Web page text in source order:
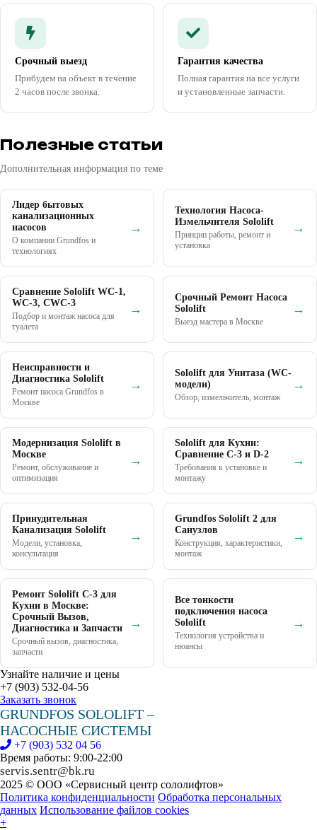
Срочный выезд
Прибудем на объект в течение
2 часов после звонка.
Гарантия качества
Полная гарантия на все услуги
и установленные запчасти.
Полезные статьи
Дополнительная информация по теме
Лидер бытовых
канализационных
насосов
О компании Grundfos и
технологиях
→
Технология Насоса-
Измельчителя Sololift
Принцип работы, ремонт и
установка
→
Сравнение Sololift WC-1,
WC-3, CWC-3
Подбор и монтаж насоса для
туалета
→
Срочный Ремонт Насоса
Sololift
Выезд мастера в Москве
→
Неисправности и
Диагностика Sololift
Ремонт насоса Grundfos в
Москве
→
Sololift для Унитаза (WC-
модели)
Обзор, измельчитель, монтаж
→
Модернизация Sololift в
Москве
Ремонт, обслуживание и
оптимизация
→
Sololift для Кухни:
Сравнение C-3 и D-2
Требования к установке и
монтажу
→
Принудительная
Канализация Sololift
Модели, установка,
консультация
→
Grundfos Sololift 2 для
Санузлов
Конструкция, характеристики,
монтаж
→
Ремонт Sololift C-3 для
Кухни в Москве:
Срочный Вызов,
Диагностика и Запчасти
Срочный вызов, диагностика,
запчасти
→
Все тонкости
подключения насоса
Sololift
Технология устройства и
нюансы
→
Узнайте наличие и цены
+7 (903) 532-04-56
Заказать звонок
GRUNDFOS SOLOLIFT –
НАСОСНЫЕ СИСТЕМЫ
+7 (903) 532 04 56
Время работы: 9:00-22:00
servis.sentr@bk.ru
2025 © ООО «Сервисный центр сололифтов»
Политика конфиденциальности Обработка персональных
данных Использование файлов cookies
+